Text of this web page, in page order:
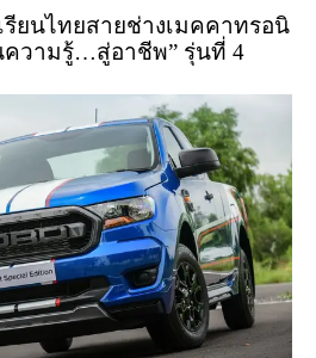
ยนไทยสายช่างเมคคาทรอนิ
ความรู้…สู่อาชีพ” รุ่นที่ 4